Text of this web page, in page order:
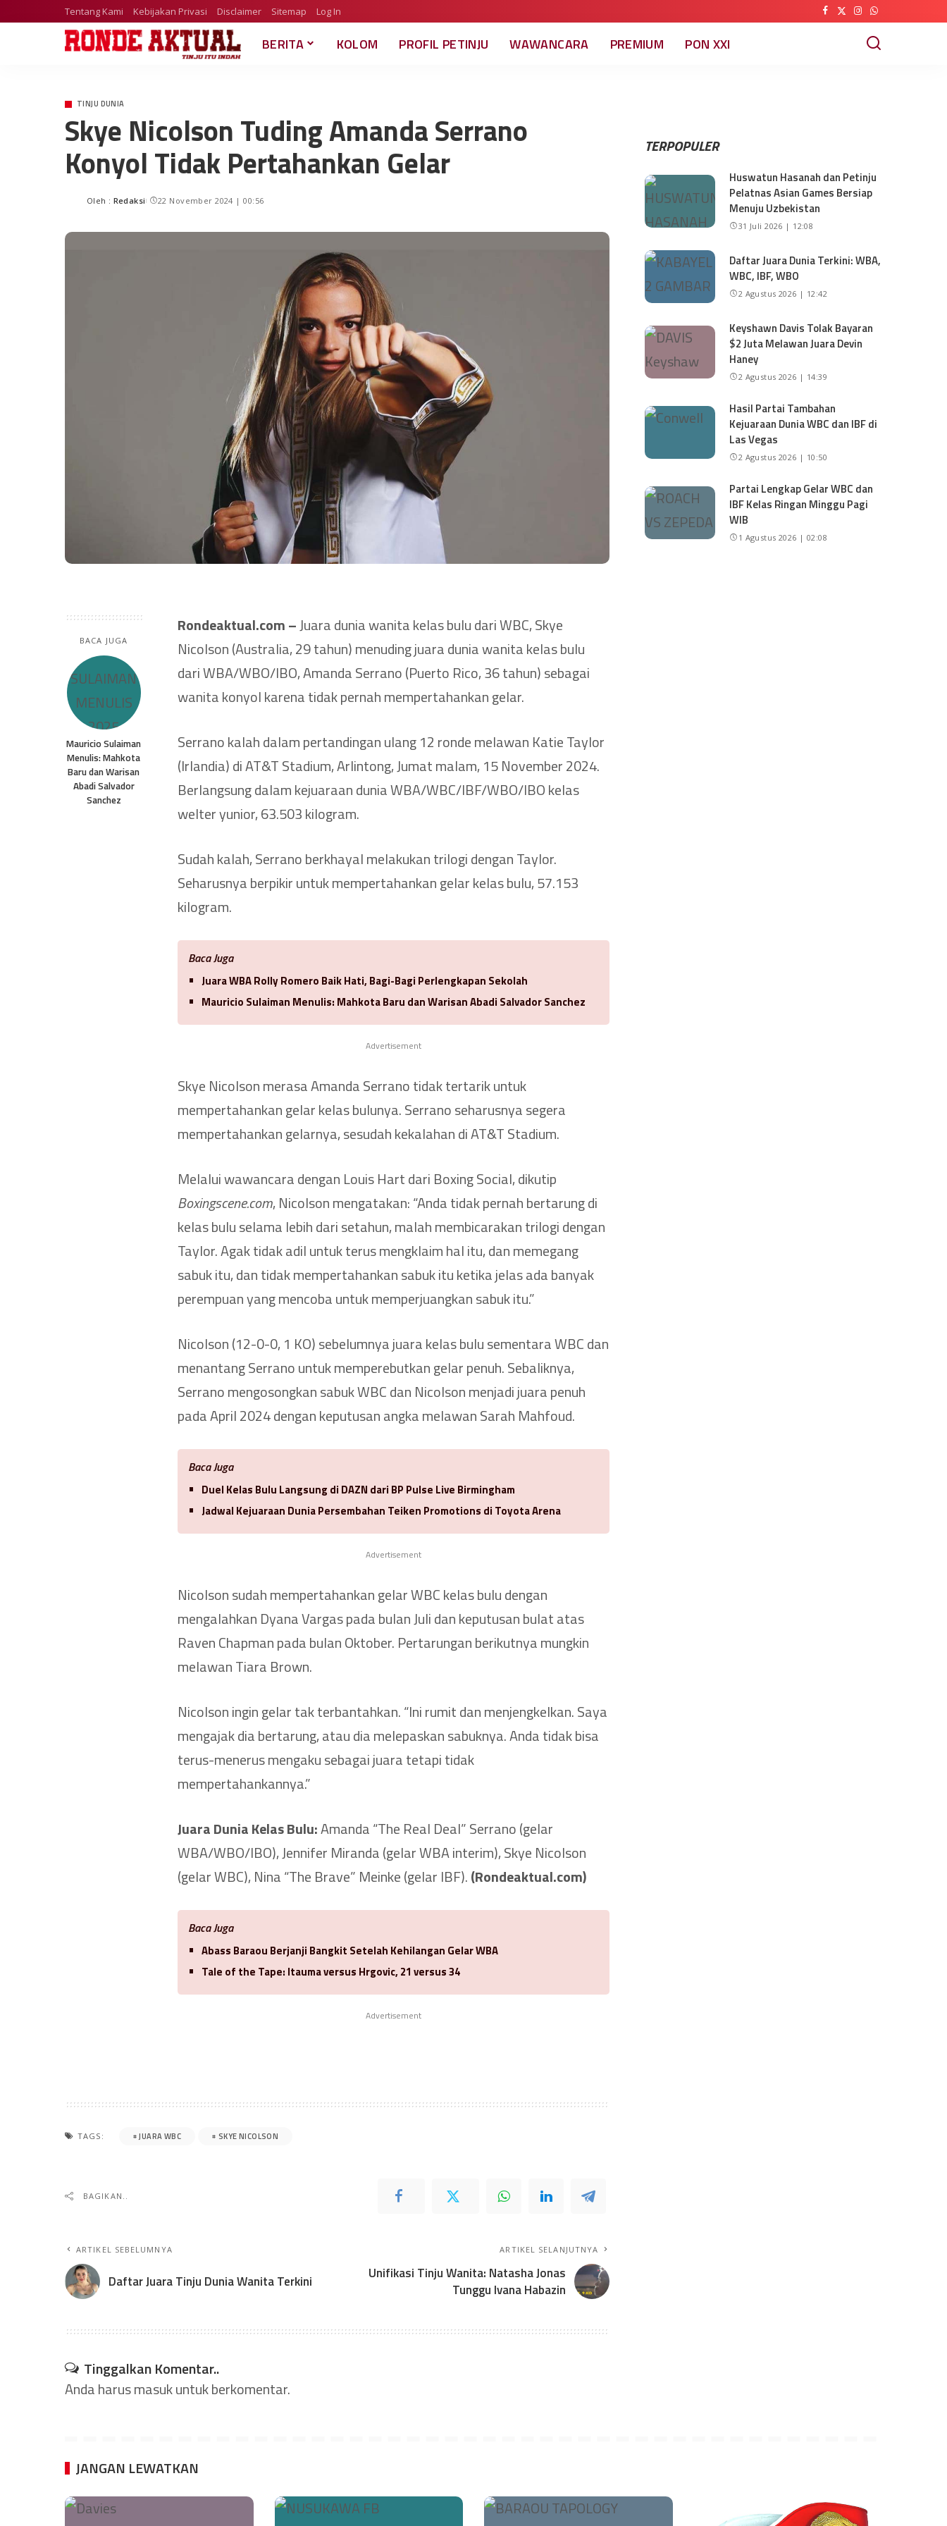
Tentang Kami Kebijakan Privasi Disclaimer Sitemap Log In
BERITA KOLOM PROFIL PETINJU WAWANCARA PREMIUM PON XXI
TINJU DUNIA
Skye Nicolson Tuding Amanda Serrano
Konyol Tidak Pertahankan Gelar
Oleh : Redaksi 22 November 2024 | 00:56
BACA JUGA
Mauricio Sulaiman
Menulis: Mahkota
Baru dan Warisan
Abadi Salvador
Sanchez
Rondeaktual.com –Juara dunia wanita kelas bulu dari WBC, Skye
Nicolson (Australia, 29 tahun) menuding juara dunia wanita kelas bulu
dari WBA/WBO/IBO, Amanda Serrano (Puerto Rico, 36 tahun) sebagai
wanita konyol karena tidak pernah mempertahankan gelar.
Serrano kalah dalam pertandingan ulang 12 ronde melawan Katie Taylor
(Irlandia) di AT&T Stadium, Arlintong, Jumat malam, 15 November 2024.
Berlangsung dalam kejuaraan dunia WBA/WBC/IBF/WBO/IBO kelas
welter yunior, 63.503 kilogram.
Sudah kalah, Serrano berkhayal melakukan trilogi dengan Taylor.
Seharusnya berpikir untuk mempertahankan gelar kelas bulu, 57.153
kilogram.
Baca Juga
Juara WBA Rolly Romero Baik Hati, Bagi-Bagi Perlengkapan Sekolah
Mauricio Sulaiman Menulis: Mahkota Baru dan Warisan Abadi Salvador Sanchez
Advertisement
Skye Nicolson merasa Amanda Serrano tidak tertarik untuk
mempertahankan gelar kelas bulunya. Serrano seharusnya segera
mempertahankan gelarnya, sesudah kekalahan di AT&T Stadium.
Melalui wawancara dengan Louis Hart dari Boxing Social, dikutip
Boxingscene.com, Nicolson mengatakan: “Anda tidak pernah bertarung di
kelas bulu selama lebih dari setahun, malah membicarakan trilogi dengan
Taylor. Agak tidak adil untuk terus mengklaim hal itu, dan memegang
sabuk itu, dan tidak mempertahankan sabuk itu ketika jelas ada banyak
perempuan yang mencoba untuk memperjuangkan sabuk itu.”
Nicolson (12-0-0, 1 KO) sebelumnya juara kelas bulu sementara WBC dan
menantang Serrano untuk memperebutkan gelar penuh. Sebaliknya,
Serrano mengosongkan sabuk WBC dan Nicolson menjadi juara penuh
pada April 2024 dengan keputusan angka melawan Sarah Mahfoud.
Baca Juga
Duel Kelas Bulu Langsung di DAZN dari BP Pulse Live Birmingham
Jadwal Kejuaraan Dunia Persembahan Teiken Promotions di Toyota Arena
Advertisement
Nicolson sudah mempertahankan gelar WBC kelas bulu dengan
mengalahkan Dyana Vargas pada bulan Juli dan keputusan bulat atas
Raven Chapman pada bulan Oktober. Pertarungan berikutnya mungkin
melawan Tiara Brown.
Nicolson ingin gelar tak terbantahkan. “Ini rumit dan menjengkelkan. Saya
mengajak dia bertarung, atau dia melepaskan sabuknya. Anda tidak bisa
terus-menerus mengaku sebagai juara tetapi tidak
mempertahankannya.”
Juara Dunia Kelas Bulu:Amanda “The Real Deal” Serrano (gelar
WBA/WBO/IBO), Jennifer Miranda (gelar WBA interim), Skye Nicolson
(gelar WBC), Nina “The Brave” Meinke (gelar IBF).(Rondeaktual.com)
Baca Juga
Abass Baraou Berjanji Bangkit Setelah Kehilangan Gelar WBA
Tale of the Tape: Itauma versus Hrgovic, 21 versus 34
Advertisement
TAGS: JUARA WBC SKYE NICOLSON
BAGIKAN..
ARTIKEL SEBELUMNYA
Daftar Juara Tinju Dunia Wanita Terkini
ARTIKEL SELANJUTNYA
Unifikasi Tinju Wanita: Natasha Jonas
Tunggu Ivana Habazin
Tinggalkan Komentar..
Anda harusmasukuntuk berkomentar.
TERPOPULER
Huswatun Hasanah dan Petinju
Pelatnas Asian Games Bersiap
Menuju Uzbekistan
31 Juli 2026 | 12:08
Daftar Juara Dunia Terkini: WBA,
WBC, IBF, WBO
2 Agustus 2026 | 12:42
Keyshawn Davis Tolak Bayaran
$2 Juta Melawan Juara Devin
Haney
2 Agustus 2026 | 14:39
Hasil Partai Tambahan
Kejuaraan Dunia WBC dan IBF di
Las Vegas
2 Agustus 2026 | 10:50
Partai Lengkap Gelar WBC dan
IBF Kelas Ringan Minggu Pagi
WIB
1 Agustus 2026 | 02:08
JANGAN LEWATKAN